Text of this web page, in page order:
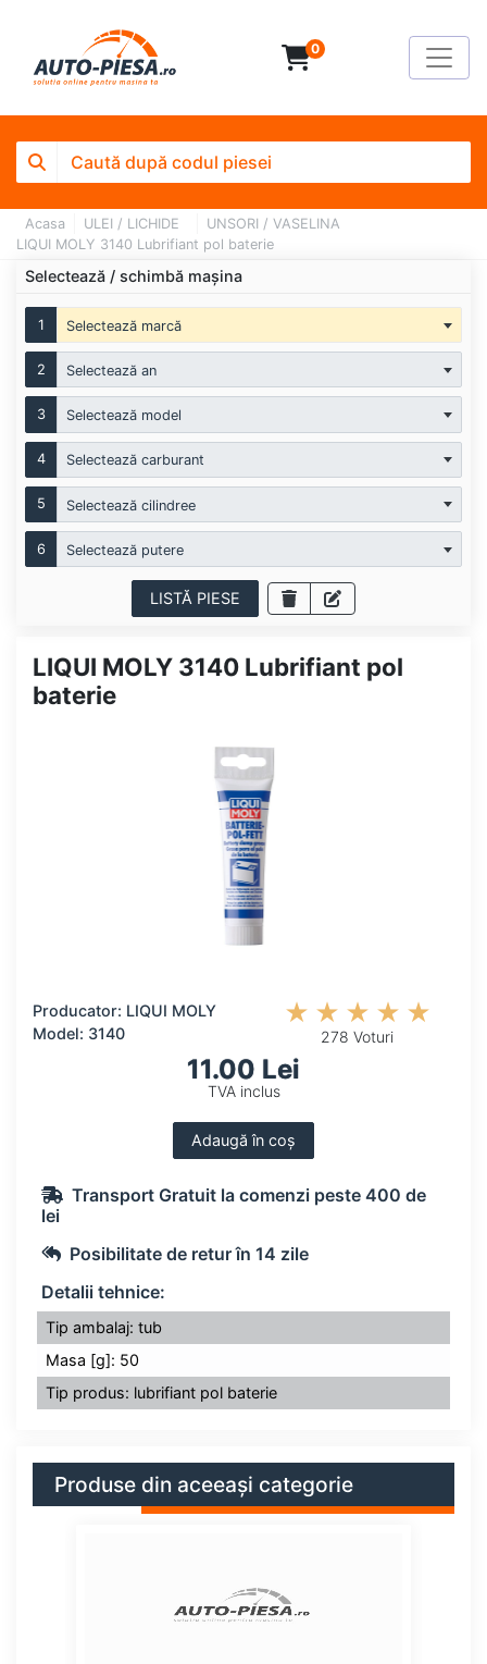
0
Acasa ULEI / LICHIDE
UNSORI / VASELINA
LIQUI MOLY 3140 Lubrifiant pol baterie
Selectează / schimbă mașina
1 Selectează marcă
2 Selectează an
3 Selectează model
4 Selectează carburant
5 Selectează cilindree
6 Selectează putere
LISTĂ PIESE
LIQUI MOLY 3140 Lubrifiant pol
baterie
Producator: LIQUI MOLY
Model: 3140
278 Voturi
11.00 Lei
TVA inclus
Adaugă în coș
Transport Gratuit la comenzi peste 400 de
lei
Posibilitate de retur în 14 zile
Detalii tehnice:
Tip ambalaj: tub
Masa [g]: 50
Tip produs: lubrifiant pol baterie
Produse din aceeași categorie